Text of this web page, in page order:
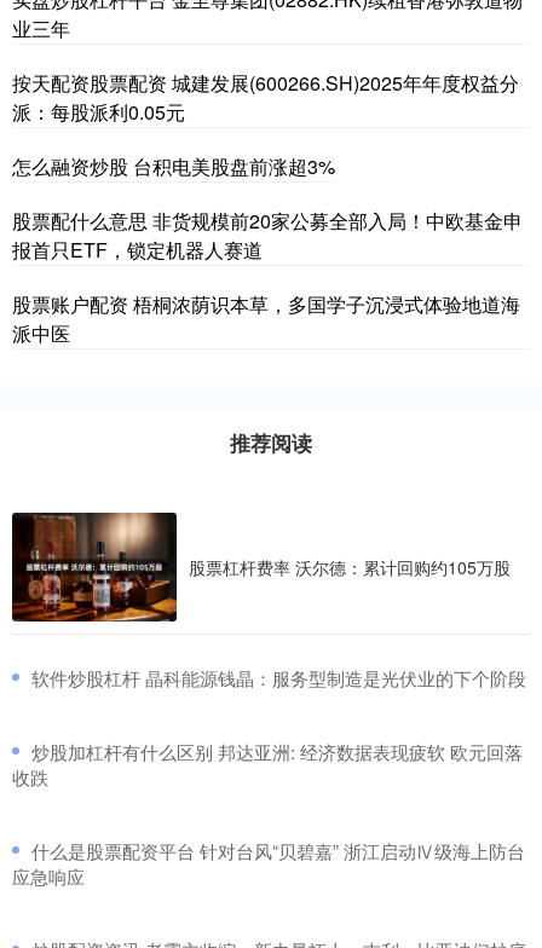
业三年
按天配资股票配资 城建发展(600266.SH)2025年年度权益分
派：每股派利0.05元
怎么融资炒股 台积电美股盘前涨超3%
股票配什么意思 非货规模前20家公募全部入局！中欧基金申
报首只ETF，锁定机器人赛道
股票账户配资 ​梧桐浓荫识本草，多国学子沉浸式体验地道海
派中医
推荐阅读
股票杠杆费率 沃尔德：累计回购约105万股
​软件炒股杠杆 晶科能源钱晶：服务型制造是光伏业的下个阶段
​炒股加杠杆有什么区别 邦达亚洲: 经济数据表现疲软 欧元回落
收跌
​什么是股票配资平台 针对台风“贝碧嘉” 浙江启动Ⅳ级海上防台
应急响应